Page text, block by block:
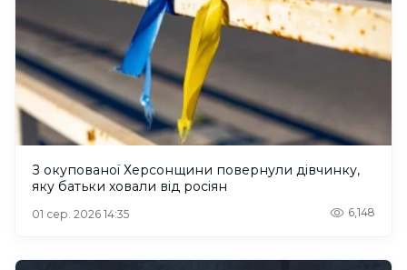
З окупованої Херсонщини повернули дівчинку,
яку батьки ховали від росіян
01 сер. 2026 14:35 6,148